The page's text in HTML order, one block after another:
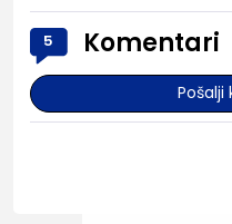
5 Komentari